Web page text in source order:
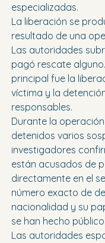
especializadas.
La liberación se
resultado de una
Las autoridades
pagó rescate
principal fue la
víctima y la
responsables.
Durante la
detenidos varios
investigadores
están acusados de
directamente en el
número exacto de
nacionalidad y su
se han hecho
Las autoridades